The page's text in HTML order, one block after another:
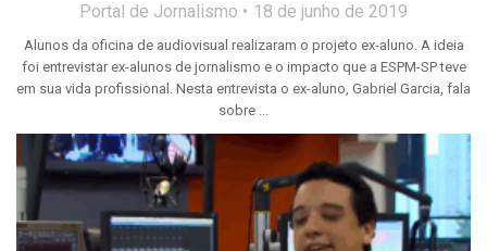
Portal de Jornalismo 18 de junho de 2019
Alunos da oficina de audiovisual realizaram o projeto ex-aluno. A ideia
foi entrevistar ex-alunos de jornalismo e o impacto que a ESPM-SP teve
em sua vida profissional. Nesta entrevista o ex-aluno, Gabriel Garcia, fala
sobre ...